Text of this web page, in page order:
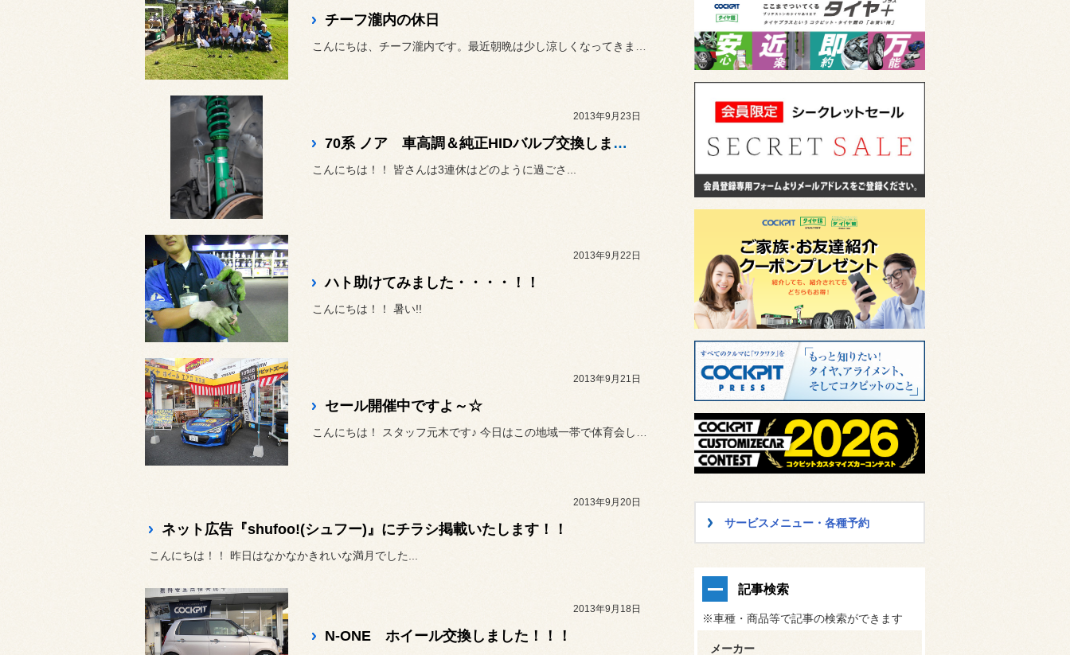
チーフ瀧内の休日
2013年9月23日
70系 ノア 車高調＆純正HIDバルブ交換しました！！
こんにちは！！ 皆さんは3連休はどのように過ごさ...
2013年9月22日
ハト助けてみました・・・・！！
こんにちは！！ 暑い!!
2013年9月21日
セール開催中ですよ～☆
2013年9月20日
ネット広告『shufoo!(シュフー)』にチラシ掲載いたします！！
こんにちは！！ 昨日はなかなかきれいな満月でした...
2013年9月18日
N-ONE ホイール交換しました！！！
サービスメニュー・各種予約
記事検索
※車種・商品等で記事の検索ができます
メーカー